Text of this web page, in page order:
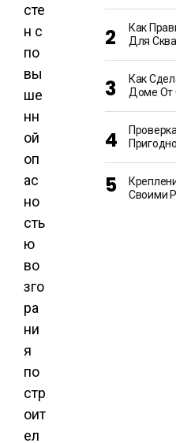
сте
н с
по
вы
ше
нн
ой
оп
ас
но
сть
ю
во
зго
ра
ни
я
по
стр
оит
ел
Как
Для
Как
Доме От
Своими